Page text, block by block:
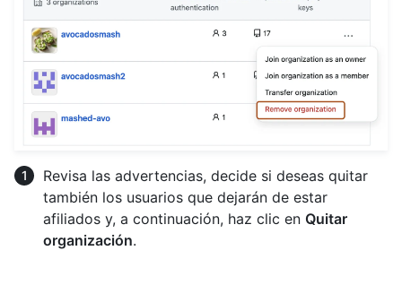
Revisa las advertencias, decide si deseas quitar
también los usuarios que dejarán de estar
afiliados y, a continuación, haz clic en Quitar
organización.